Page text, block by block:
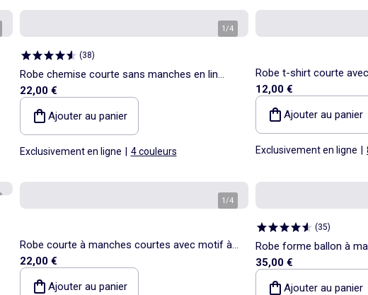
1/4
(38)
Robe chemise courte sans manches en lin
mélangé
22,00 €
Ajouter au panier
Exclusivement en ligne 4 couleurs
Robe t-shirt courte
12,00 €
Ajouter au panier
Exclusivement en ligne
1/4
Robe courte à manches courtes avec motif à
pois
22,00 €
Ajouter au panier
(35)
Robe forme ballon à
35,00 €
Ajouter au panier